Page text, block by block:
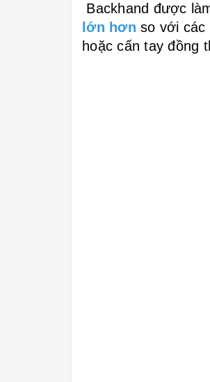
Backhand được
lớn hơn so với các
hoặc cấn tay đồng